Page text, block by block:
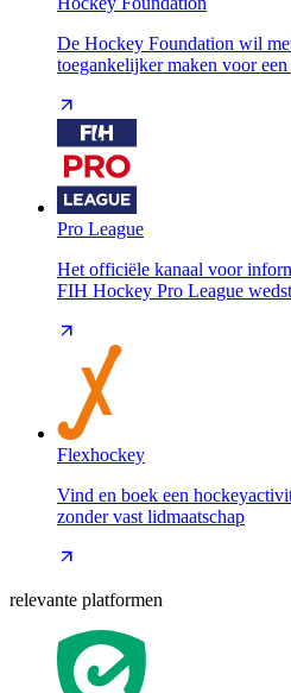
De Hockey Foundation wil
toegankelijker maken voor
Pro League
Het officiële kanaal voor
FIH Hockey Pro League
Flexhockey
Vind en boek een
zonder vast lidmaatschap
relevante platformen